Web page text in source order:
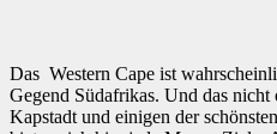
Das Western Cape ist
Gegend Südafrikas. Und das
Kapstadt und einigen der